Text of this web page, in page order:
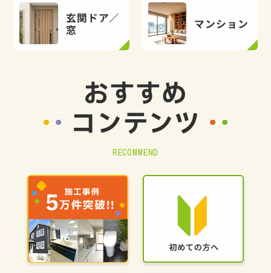
玄関ドア／
窓
マンション
おすすめ
コンテンツ
RECOMMEND